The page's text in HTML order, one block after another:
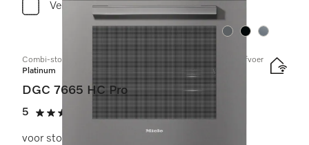
Vergelijken
Kleur:Kleur:Kleur:
Combi-stoomoven met aansluiting voor vers water en waterafvoer
Platinum
DGC 7665 HC Pro
5
5 sterren op 5
voor stoomkoken, bakken, braden met